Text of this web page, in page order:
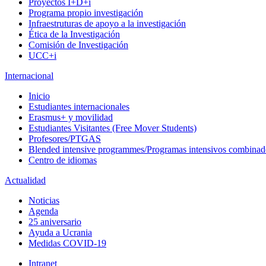
Proyectos I+D+i
Programa propio investigación
Infraestruturas de apoyo a la investigación
Ética de la Investigación
Comisión de Investigación
UCC+i
Internacional
Inicio
Estudiantes internacionales
Erasmus+ y movilidad
Estudiantes Visitantes (Free Mover Students)
Profesores/PTGAS
Blended intensive programmes/Programas intensivos
Centro de idiomas
Actualidad
Noticias
Agenda
25 aniversario
Ayuda a Ucrania
Medidas COVID-19
Intranet